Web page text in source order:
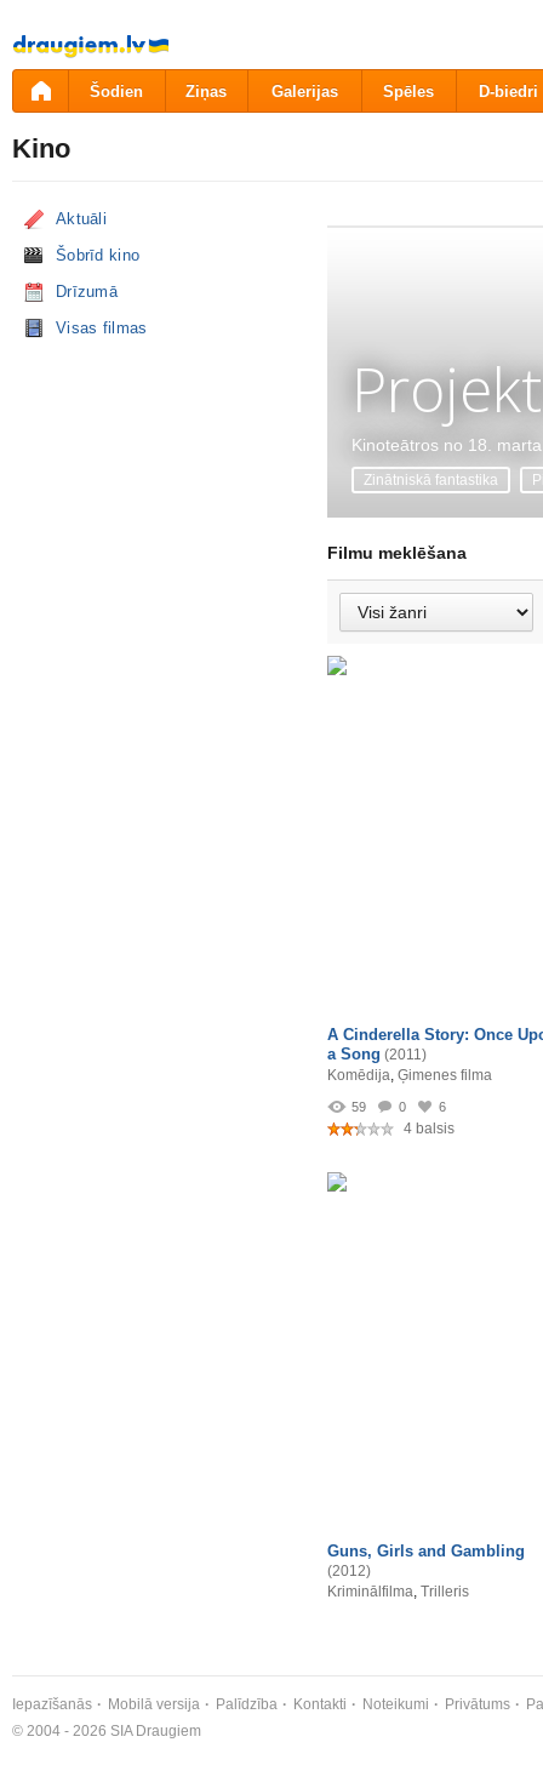
Pāriet
uz
saturu
Šodien Ziņas Galerijas Spēles D-biedri
Kino
Aktuāli
Šobrīd kino
Drīzumā
Visas filmas
Kinoteātros no 18. marta
Zinātniskā fantastika
Filmu meklēšana
A Cinderella Story: Once
a Song (2011)
Komēdija, Ģimenes filma
59 0 6
4 balsis
Guns, Girls and Gambling
(2012)
Kriminālfilma, Trilleris
Iepazīšanās Mobilā versija Palīdzība Kontakti Noteikumi Privātums
© 2004 - 2026 SIA Draugiem